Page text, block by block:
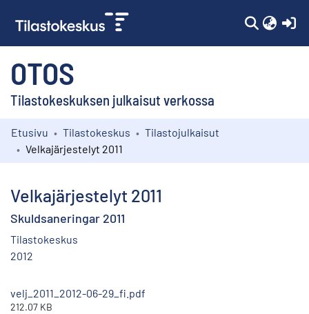
OTOS
Tilastokeskuksen julkaisut verkossa
Kokoelmat
Etusivu Tilastokeskus
Tilastojulkaisut
Velkajärjestelyt 2011
Velkajärjestelyt 2011
Skuldsaneringar 2011
Tilastokeskus
2012
velj_2011_2012-06-29_fi.pdf
212.07 KB